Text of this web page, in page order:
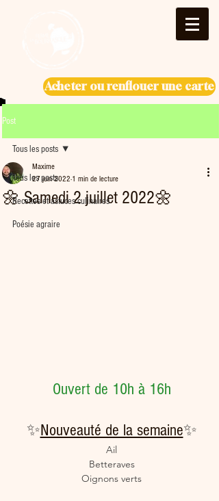
Acheter ou renflouer une carte
Post
Tous les posts
Recettes et astuces culinaires
Poésie agraire
Tous les posts
🌼 Samedi 2 juillet 2022🌼
Maxime
27 juin 2022 1 min de lecture
Ouvert de 10h à 16h
✨Nouveauté de la semaine✨
Ail
Betteraves
Oignons verts